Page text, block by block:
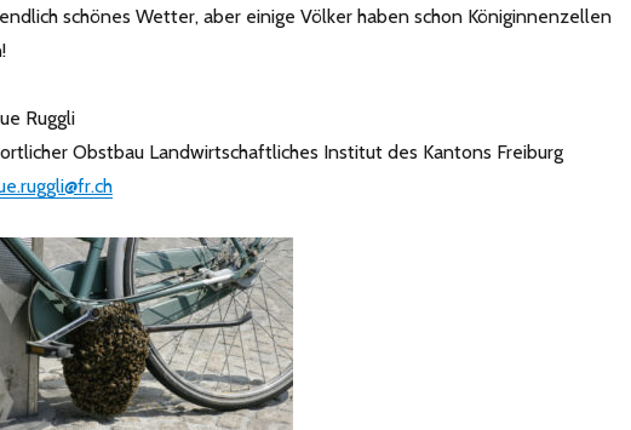
schönes Wetter, aber einige Völker haben schon Königinnenzellen
Ruggli
Obstbau Landwirtschaftliches Institut des Kantons Freiburg